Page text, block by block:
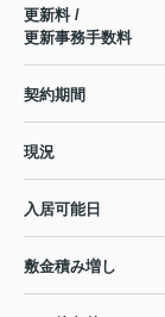
更新料 /
更新事務手数料
契約期間
現況
入居可能日
敷金積み増し